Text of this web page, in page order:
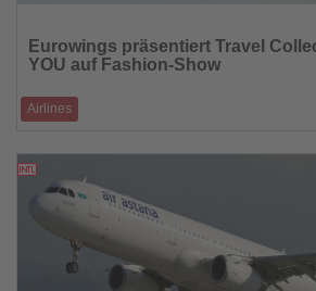
die
Nachrichten
Eurowings präsentiert Travel
YOU auf Fashion-Show
Airlines
Tempelhof